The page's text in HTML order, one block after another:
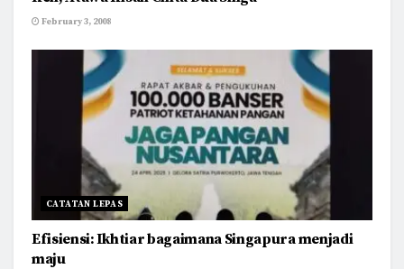
February 3, 2008
CATATAN LEPAS
Efisiensi: Ikhtiar bagaimana Singapura menjadi
maju